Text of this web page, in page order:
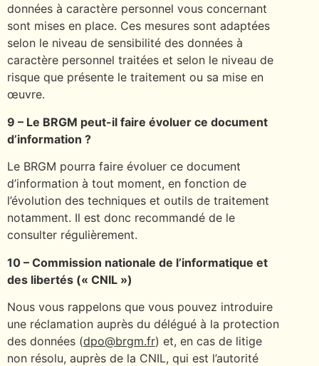
données à caractère personnel vous concernant
sont mises en place. Ces mesures sont adaptées
selon le niveau de sensibilité des données à
caractère personnel traitées et selon le niveau de
risque que présente le traitement ou sa mise en
œuvre.
9 – Le BRGM peut-il faire évoluer ce document
d’information ?
Le BRGM pourra faire évoluer ce document
d’information à tout moment, en fonction de
l’évolution des techniques et outils de traitement
notamment. Il est donc recommandé de le
consulter régulièrement.
10 – Commission nationale de l’informatique et
des libertés (« CNIL »)
Nous vous rappelons que vous pouvez introduire
une réclamation auprès du délégué à la protection
des données (dpo@brgm.fr) et, en cas de litige
non résolu, auprès de la CNIL, qui est l’autorité